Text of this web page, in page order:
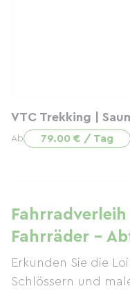
VTC Trekking |
Ab 79.00 € / Tag
Fahrräder –
Erkunden Sie die
Schlössern und